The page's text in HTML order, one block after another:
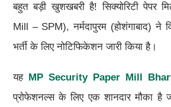
बहुत बड़ी खुशखबरी है! सिक्योरिटी पेपर
Mill – SPM), नर्मदापुरम (होशंगाबाद) ने
भर्ती के लिए नोटिफिकेशन जारी किया है।
यह MP Security Paper Mill
प्रोफेशनल्स के लिए एक शानदार मौका है